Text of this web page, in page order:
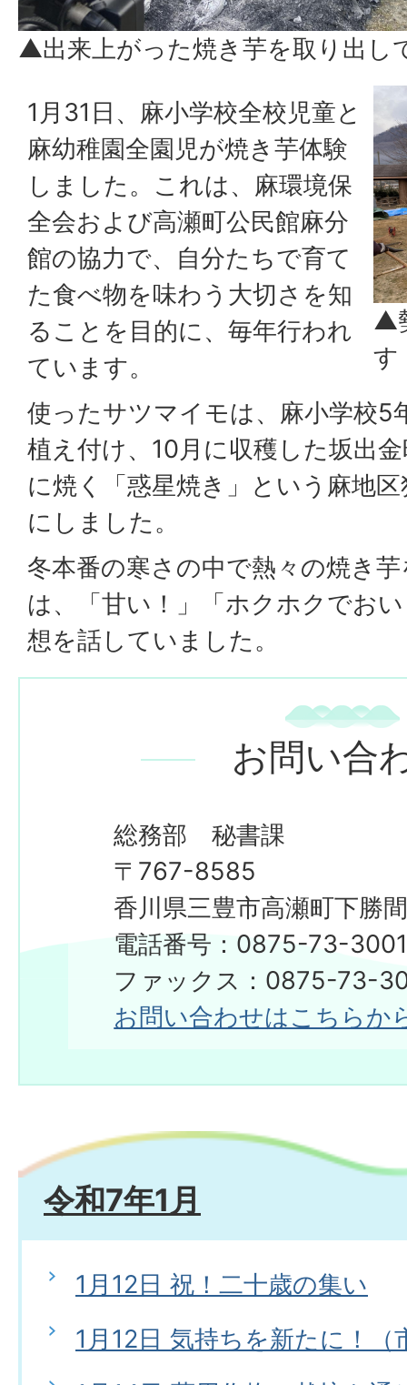
▲出来上がった焼き芋を取り出し
▲
す
1月31日、麻小学校全校児童と
麻幼稚園全園児が焼き芋体験
しました。これは、麻環境保
全会および高瀬町公民館麻分
館の協力で、自分たちで育て
た食べ物を味わう大切さを知
ることを目的に、毎年行われ
ています。
使ったサツマイモは、麻小学校5
植え付け、10月に収穫した坂出
に焼く「惑星焼き」という麻地
にしました。
冬本番の寒さの中で熱々の焼き
は、「甘い！」「ホクホクでお
想を話していました。
お問い合
総務部 秘書課
〒767-8585
香川県三豊市高瀬町下勝
電話番号：0875-73-
ファックス：0875-73-
お問い合わせはこちらか
令和7年1月
1月12日 祝！二十歳の集い
1月12日 気持ちを新たに！（